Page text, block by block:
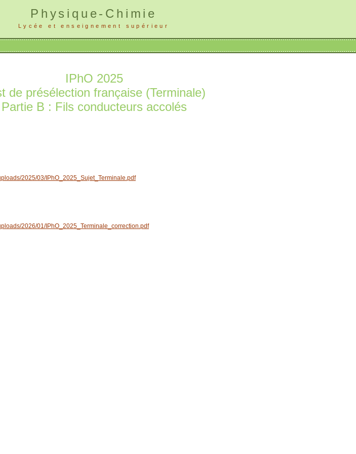
Physique-Chimie
Lycée et enseignement supérieur
IPhO 2025
de présélection française (Terminale)
Partie B : Fils conducteurs accolés
2025/03/IPhO_2025_Sujet_Terminale.pdf
2026/01/IPhO_2025_Terminale_correction.pdf